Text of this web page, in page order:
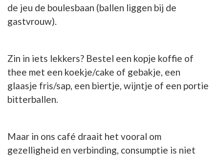
de jeu de boulesbaan (ballen liggen bij de
gastvrouw).
Zin in iets lekkers? Bestel een kopje koffie of
thee met een koekje/cake of gebakje, een
glaasje fris/sap, een biertje, wijntje of een portie
bitterballen.
Maar in ons café draait het vooral om
gezelligheid en verbinding, consumptie is niet